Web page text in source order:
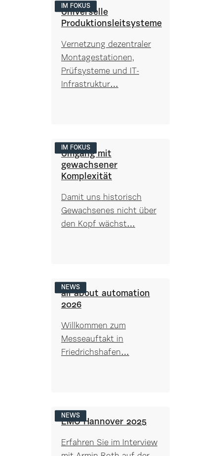
IM FOKUS
Universelle
Produktionsleitsysteme
Vernetzung dezentraler
Montagestationen,
Prüfsysteme und IT-
Infrastruktur…
IM FOKUS
Umgang mit
gewachsener
Komplexität
Damit uns historisch
Gewachsenes nicht über
den Kopf wächst…
NEWS
all about automation
2026
Willkommen zum
Messeauftakt in
Friedrichshafen…
NEWS
EMO Hannover 2025
Erfahren Sie im Interview